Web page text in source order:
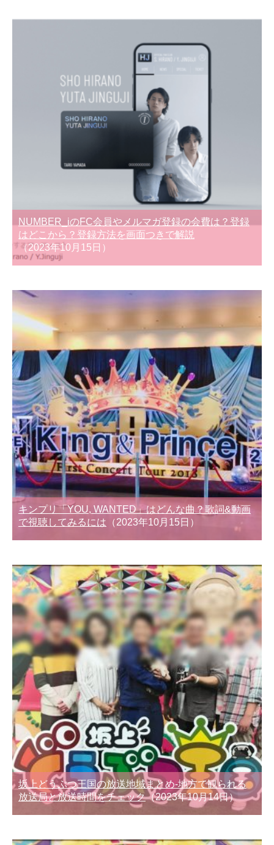
NUMBER_iのFC会員やメルマガ登録の会費は？登録
はどこから？登録方法を画面つきで解説
（2023年10月15日）
キンプリ「YOU, WANTED」はどんな曲？歌詞&動画
で視聴してみるには （2023年10月15日）
坂上どうぶつ王国の放送地域まとめ-地方で観られる
放送局と放送時間をチェック（2023年10月14日）